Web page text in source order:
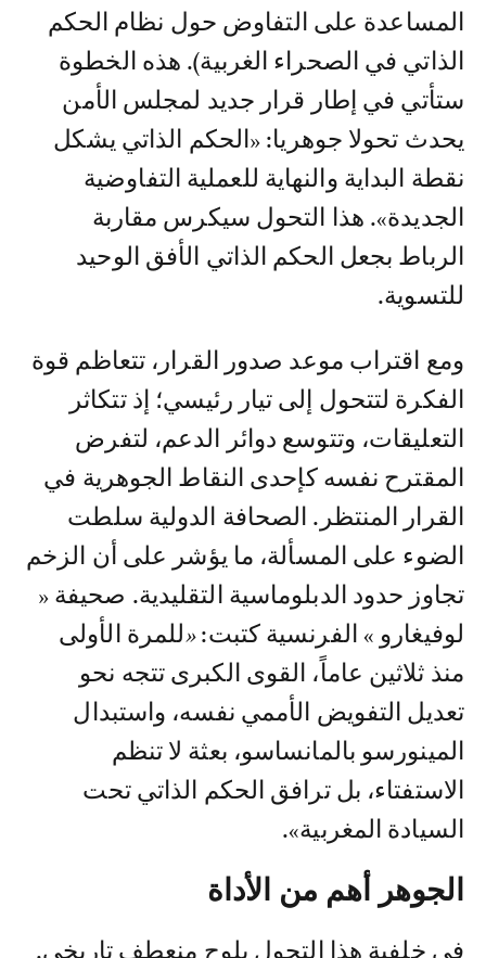
المساعدة على التفاوض حول نظام الحكم
الذاتي في الصحراء الغربية). هذه الخطوة
ستأتي في إطار قرار جديد لمجلس الأمن
يحدث تحولا جوهريا: «الحكم الذاتي يشكل
نقطة البداية والنهاية للعملية التفاوضية
الجديدة». هذا التحول سيكرس مقاربة
الرباط بجعل الحكم الذاتي الأفق الوحيد
للتسوية.
ومع اقتراب موعد صدور القرار، تتعاظم قوة
الفكرة لتتحول إلى تيار رئيسي؛ إذ تتكاثر
التعليقات، وتتوسع دوائر الدعم، لتفرض
المقترح نفسه كإحدى النقاط الجوهرية في
القرار المنتظر. الصحافة الدولية سلطت
الضوء على المسألة، ما يؤشر على أن الزخم
تجاوز حدود الدبلوماسية التقليدية. صحيفة «
لوفيغارو » الفرنسية كتبت:«للمرة الأولى
منذ ثلاثين عاماً، القوى الكبرى تتجه نحو
تعديل التفويض الأممي نفسه، واستبدال
المينورسو بالمانساسو، بعثة لا تنظم
الاستفتاء، بل ترافق الحكم الذاتي تحت
السيادة المغربية».
الجوهر أهم من الأداة
في خلفية هذا التحول يلوح منعطف تاريخي.